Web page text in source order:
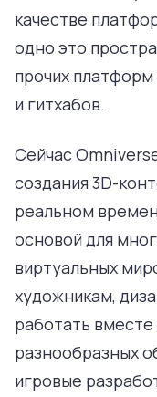
качестве
одно это
прочих
и гитхабов.
Сейчас
создания 3D-
реальном
основой для
виртуальных
художникам,
работать
разнообразных
игровые